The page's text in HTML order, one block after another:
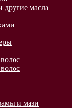
другие масла
и мази